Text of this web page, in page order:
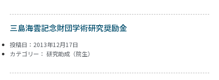
三島海雲記念財団学術研究奨励金
投稿日：2013年12月17日
カテゴリー： 研究助成（院生）